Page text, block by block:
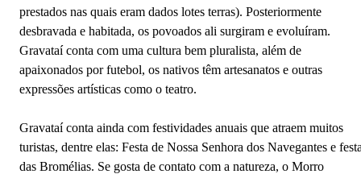
prestados nas quais eram dados lotes terras). Posteriormente
desbravada e habitada, os povoados ali surgiram e evoluíram.
Gravataí conta com uma cultura bem pluralista, além de
apaixonados por futebol, os nativos têm artesanatos e outras
expressões artísticas como o teatro.
Gravataí conta ainda com festividades anuais que atraem muitos
turistas, dentre elas: Festa de Nossa Senhora dos Navegantes e
das Bromélias. Se gosta de contato com a natureza, o Morro